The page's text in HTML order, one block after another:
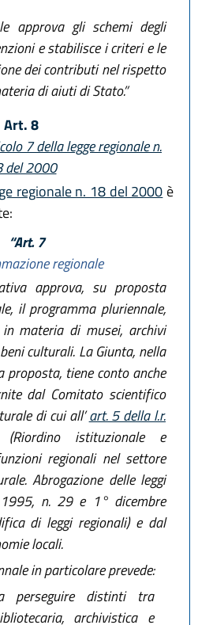
approva gli schemi degli
e stabilisce i criteri e le
dei contributi nel rispetto
di aiuti di Stato.”
Art. 8
7 della legge regionale n.
del 2000
regionale n. 18 del 2000 è
“Art. 7
regionale
approva, su proposta
il programma pluriennale,
materia di musei, archivi
culturali. La Giunta, nella
proposta, tiene conto anche
dal Comitato scientifico
di cui all’art. 5 della l.r.
istituzionale e
regionali nel settore
Abrogazione delle leggi
n. 29 e 1° dicembre
di leggi regionali) e dal
locali.
in particolare prevede:
distinti tra
archivistica e